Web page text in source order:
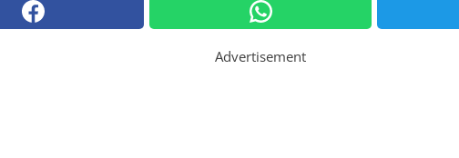
Advertisement